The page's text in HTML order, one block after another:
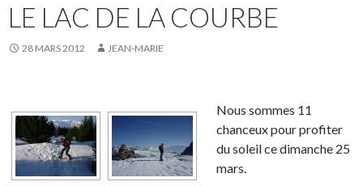
LE LAC DE LA COURBE
28 MARS 2012 JEAN-MARIE
Nous sommes 11
chanceux pour profiter
du soleil ce dimanche 25
mars.